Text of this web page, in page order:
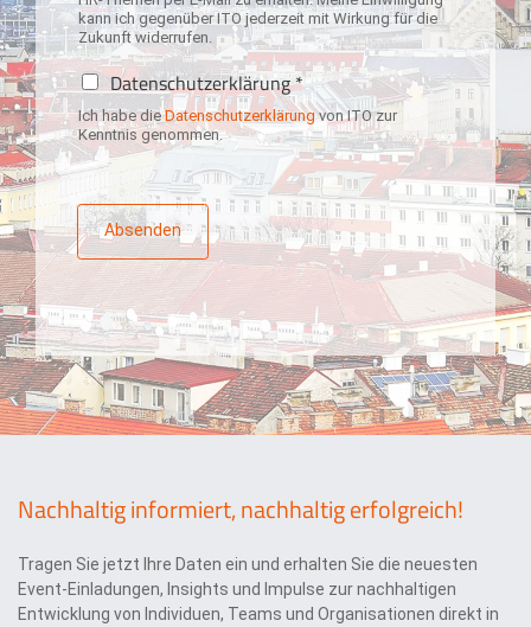
l
e
t
t
e
r
-
n
m
e
d
u
n
g
kann ich gegenüber ITO jederzeit mit Wirkung für die
Zukunft widerrufen.
D
a
t
e
n
s
c
h
z
e
r
l
ä
n
*
Datenschutzerklärung *
Ich habe dieDatenschutzerklärungvon ITO zur
Kenntnis genommen.
Absenden
Nachhaltig informiert, nachhaltig erfolgreich!
Tragen Sie jetzt Ihre Daten ein und erhalten Sie die neuesten
Event-Einladungen, Insights und Impulse zur nachhaltigen
Entwicklung von Individuen, Teams und Organisationen direkt in